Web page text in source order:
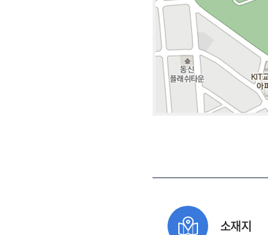
소재지